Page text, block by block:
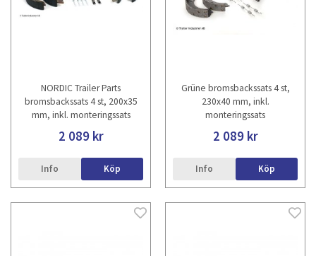
NORDIC Trailer Parts
bromsbackssats 4 st, 200x35
mm, inkl. monteringssats
2 089 kr
Info Köp
Grüne bromsbackssats 4 st,
230x40 mm, inkl.
monteringssats
2 089 kr
Info Köp